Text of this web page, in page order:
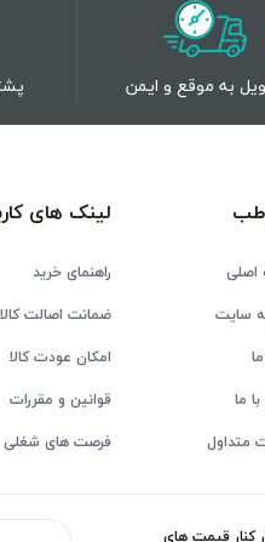
به موقع و ایمن
سایت
ما
متداول
لینک های
راهنمای خرید
ضمانت اصالت کالا
امکان عودت کالا
قوانین و مقررات
فرصت های شغلی
کنار قیمت های